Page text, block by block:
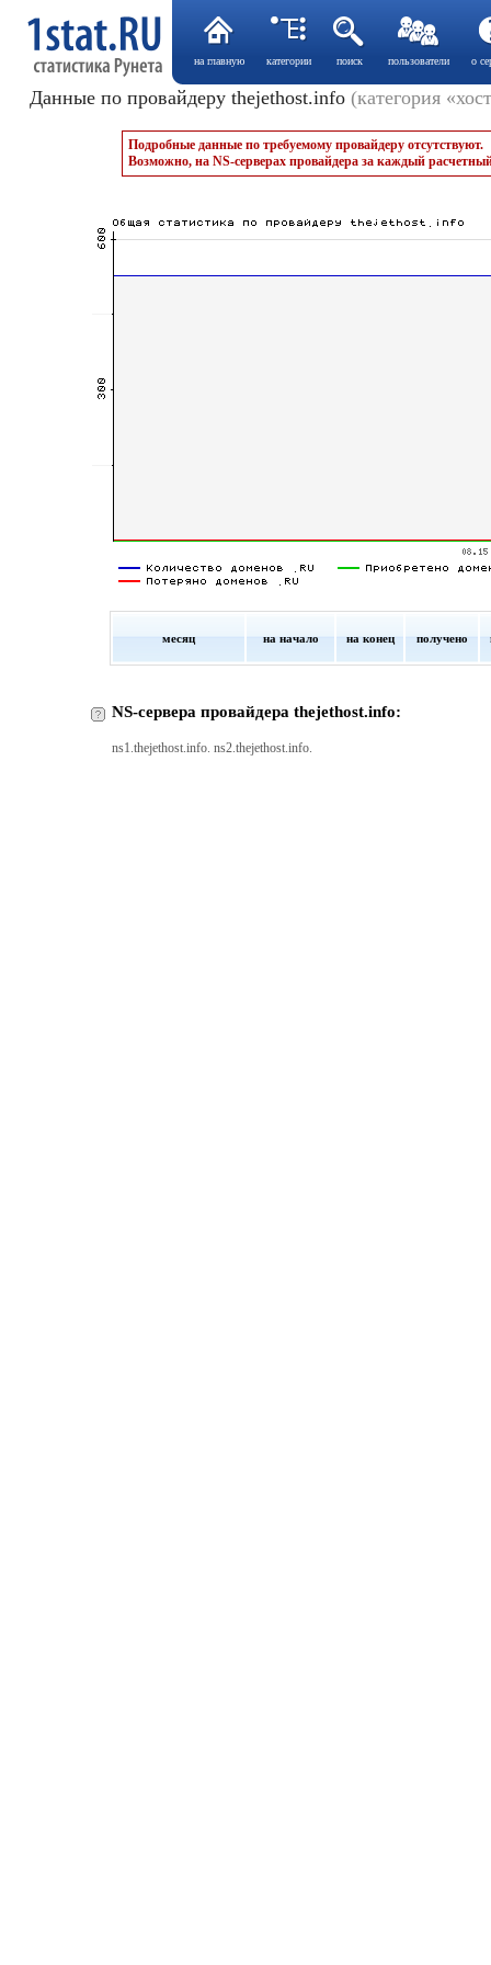
на главную категории поиск пользователи о
Данные по провайдеру thejethost.info (категория
Подробные данные по требуемому провайдеру отсутствуют.
Возможно, на NS-серверах провайдера за каждый
месяц на начало на конец получено
NS-сервера провайдера thejethost.info:
ns1.thejethost.info. ns2.thejethost.info.